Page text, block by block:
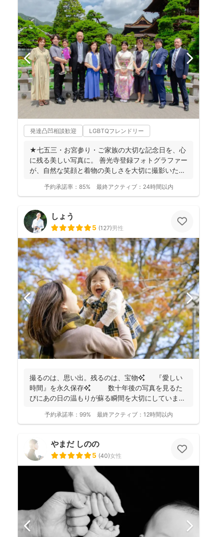
発達凸凹相談歓迎 LGBTQフレンドリー
★七五三・お宮参り・ご家族の大切な記念日を、心
に残る美しい写真に。 善光寺登録フォトグラファー
が、自然な笑顔と着物の美しさを大切に撮影いたし
予約承諾率： 85% 最終アクティブ： 24時間以内
しょう
5 (127)男性
撮るのは、思い出。残るのは、宝物✨ 『愛しい
時間』を永久保存✨ 数十年後の写真を見るた
びにあの日の温もりが蘇る瞬間を大切にしています
予約承諾率： 99% 最終アクティブ： 12時間以内
やまだ しのの
5 (40)女性